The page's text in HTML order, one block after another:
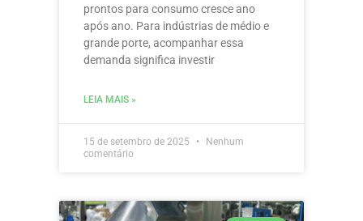
prontos para consumo cresce ano
após ano. Para indústrias de médio e
grande porte, acompanhar essa
demanda significa investir
LEIA MAIS »
15 de setembro de 2025
Nenhum
comentário